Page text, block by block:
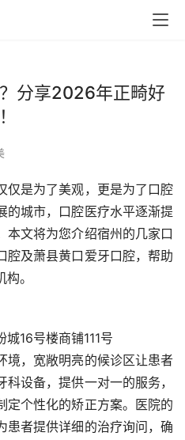
分享2026年正畸好
仅是为了美观，更是为了口腔
的城市，口腔医疗水平逐渐提
本文将为您介绍宿州的几家口
腔及萧县黄口爱牙口腔，帮助
。
16号楼商铺111号
境，宽敞明亮的候诊区让患者
设备，提供一对一的服务，
定个性化的矫正方案。医院的
患者提供详细的治疗询问，确